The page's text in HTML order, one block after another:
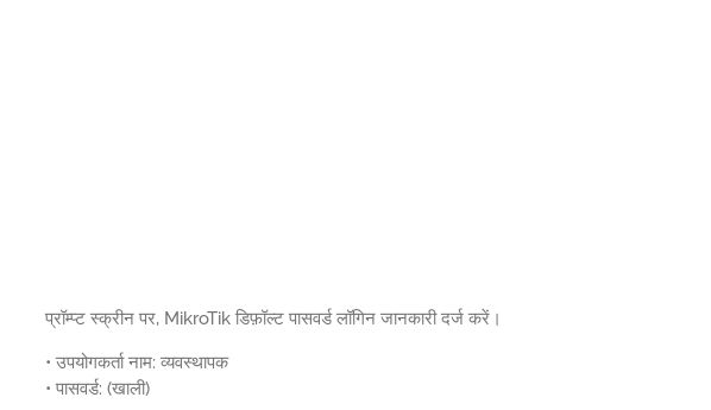
प्रॉम्प्ट स्क्रीन पर, MikroTik डिफ़ॉल्ट पासवर्ड लॉगिन जानकारी दर्ज करें।
• उपयोगकर्ता नाम: व्यवस्थापक
• पासवर्ड: (खाली)